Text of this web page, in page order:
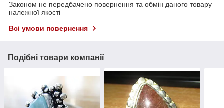
Законом не передбачено повернення та обмін даного товару
належної якості
Всі умови повернення
Подібні товари компанії